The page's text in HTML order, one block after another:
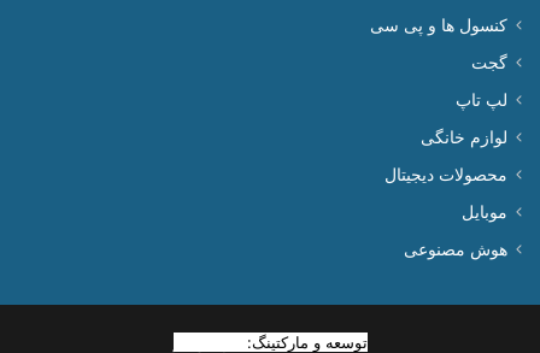
کنسول ها و پی سی
گجت
لپ تاپ
لوازم خانگی
محصولات دیجیتال
موبایل
هوش مصنوعی
توسعه و مارکتینگ: